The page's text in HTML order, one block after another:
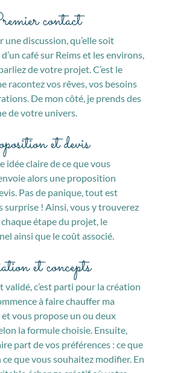
contact
une discussion, qu’elle soit
café sur Reims et les environs,
de votre projet. C’est le
racontez vos rêves, vos besoins
De mon côté, je prends des
de votre univers.
et devis
idée claire de ce que vous
alors une proposition
Pas de panique, tout est
surprise ! Ainsi, vous y trouverez
étape du projet, le
ainsi que le coût associé.
et concepts
validé, c’est parti pour la création
à faire chauffer ma
vous propose un ou deux
la formule choisie. Ensuite,
part de vos préférences : ce que
que vous souhaitez modifier. En